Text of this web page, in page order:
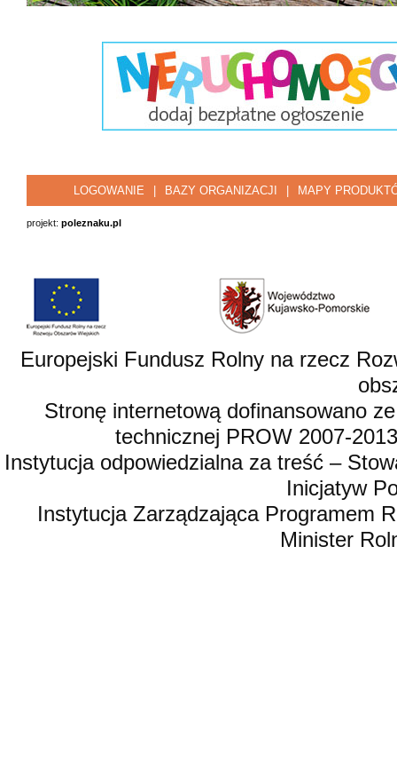
LOGOWANIE BAZY ORGANIZACJI MAPY
projekt: poleznaku.pl
Europejski Fundusz Rolny na rzecz
Stronę internetową dofinansowano
technicznej PROW 2007-
Instytucja odpowiedzialna za treść –
Inicjatyw
Instytucja Zarządzająca Programem
Minister